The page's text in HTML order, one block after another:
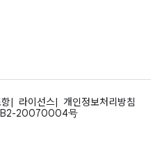
라이선스
개인정보처리방침
B2-20070004号